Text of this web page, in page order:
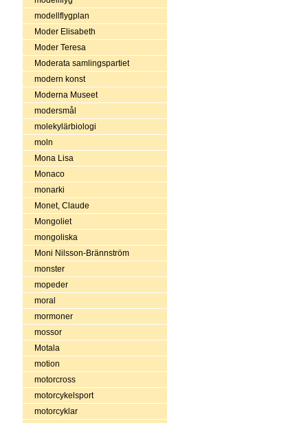
modellflygplan
Moder Elisabeth
Moder Teresa
Moderata samlingspartiet
modern konst
Moderna Museet
modersmål
molekylärbiologi
moln
Mona Lisa
Monaco
monarki
Monet, Claude
Mongoliet
mongoliska
Moni Nilsson-Brännström
monster
mopeder
moral
mormoner
mossor
Motala
motion
motorcross
motorcykelsport
motorcyklar